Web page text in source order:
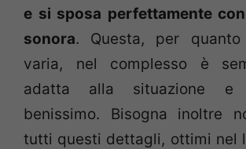
e si sposa perfettamente
sonora. Questa, per
varia, nel complesso è
adatta alla situazione e
benissimo. Bisogna inoltre
tutti questi dettagli, ottimi nel